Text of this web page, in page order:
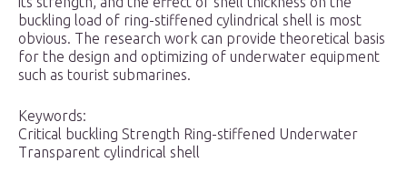
buckling load of ring-stiffened cylindrical shell is most
obvious. The research work can provide theoretical basis
for the design and optimizing of underwater equipment
such as tourist submarines.
Keywords:
Critical buckling Strength Ring-stiffened Underwater
Transparent cylindrical shell